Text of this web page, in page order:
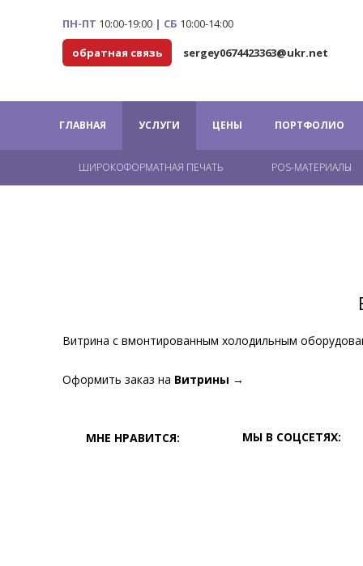
ПН-ПТ 10:00-19:00 | СБ 10:00-14:00
обратная связь
sergey0674423363@ukr.net
ГЛАВНАЯ УСЛУГИ ЦЕНЫ ПОРТФОЛИО
ШИРОКОФОРМАТНАЯ ПЕЧАТЬ POS-МАТЕРИАЛЫ
Витрина с вмонтированным холодильным
Оформить заказ на Витрины →
МНЕ НРАВИТСЯ: МЫ В СОЦСЕТЯХ: